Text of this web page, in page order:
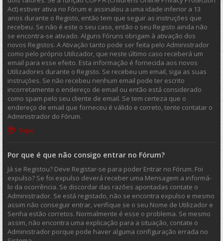
Act) estiver ativa no Fórum e assinalou a uma idade inferior a 13
anos durante o Registo, então tem que seguir as instruções que
recebeu. Se não é este o seu caso, então o seu Registo ainda não
se encontra-se ativado. Alguns Fóruns obrigam à ativação dos
novos Registos. A Ativação tanto pode ser feita pelo Administrador
como pelo próprio Utilizador, que neste último caso receberá um
email para esse efeito. Esta informação é fornecida aos novos
Utilizadores durante o Registo. Se recebeu um email, siga as suas
instruções. Se não recebeu nenhum email pode ter escrito
incorretamente o endereço de email ou então está considerado
como spam pelo seu cliente de email. Se tem certeza que o
endereço de email que forneceu é válido e correto, tente contatar o
Administrador do Fórum.
Topo
Por que é que não consigo entrar no Fórum?
Já se Registou? Deve Registar-se para poder Entrar no Fórum. Foi
expulso? Se foi expulso deverá receber uma Mensagem a informá-
lo da ocorrência. Se discordar das razões apontadas contate o
Administrador. Se está registado, não se encontra expulso e mesmo
assim não conseguir entrar, verifique se o seu Nome de Utilizador e
Senha estão corretos. Normalmente é esse o problema. Se mesmo
assim, não encontra uma explicação para a situação, contate o
Administrador porque pode haver alguma configuração errada no